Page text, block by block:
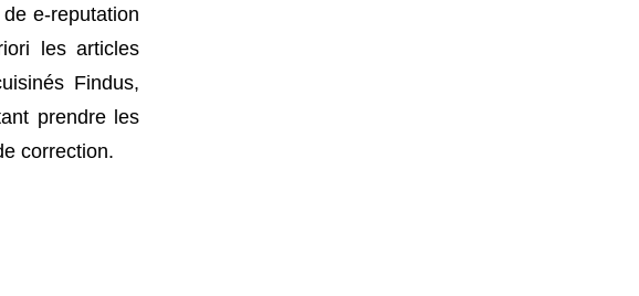
e-reputation
les articles
Findus,
prendre les
correction.